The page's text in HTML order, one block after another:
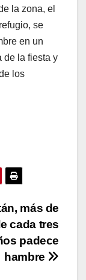
la zona, el
se
en un
de la fiesta y
los
más de
cada tres
padece
hambre